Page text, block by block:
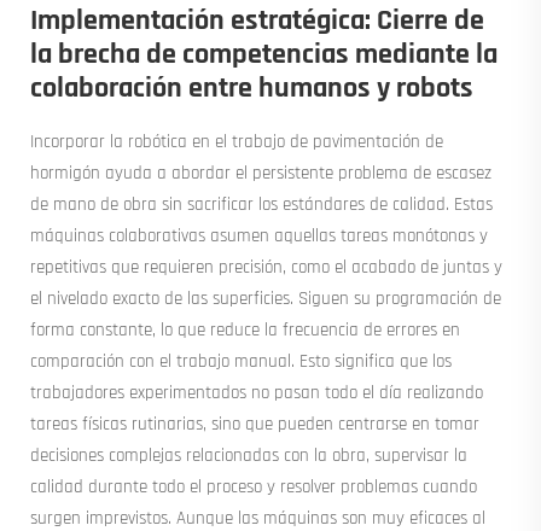
Implementación estratégica: Cierre de
la brecha de competencias mediante la
colaboración entre humanos y robots
Incorporar la robótica en el trabajo de pavimentación de
hormigón ayuda a abordar el persistente problema de escasez
de mano de obra sin sacrificar los estándares de calidad. Estas
máquinas colaborativas asumen aquellas tareas monótonas y
repetitivas que requieren precisión, como el acabado de juntas y
el nivelado exacto de las superficies. Siguen su programación de
forma constante, lo que reduce la frecuencia de errores en
comparación con el trabajo manual. Esto significa que los
trabajadores experimentados no pasan todo el día realizando
tareas físicas rutinarias, sino que pueden centrarse en tomar
decisiones complejas relacionadas con la obra, supervisar la
calidad durante todo el proceso y resolver problemas cuando
surgen imprevistos. Aunque las máquinas son muy eficaces al